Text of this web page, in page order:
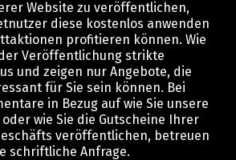
Website zu veröffentlichen,
diese kostenlos anwenden
profitieren können. Wie
Veröffentlichung strikte
und zeigen nur Angebote, die
für Sie sein können. Bei
in Bezug auf wie Sie unsere
wie Sie die Gutscheine Ihrer
veröffentlichen, betreuen
schriftliche Anfrage.